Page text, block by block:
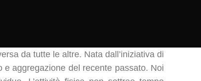
da tutte le altre. Nata dall’iniziativa di
aggregazione del recente passato. Noi